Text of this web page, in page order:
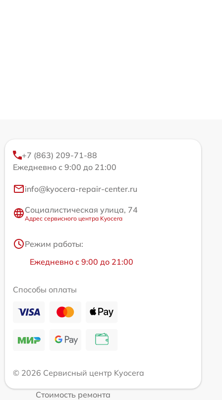
+7 (863) 209-71-88
Ежедневно с 9:00 до 21:00
info@kyocera-repair-center.ru
Социалистическая улица, 74
Адрес сервисного центра Kyocera
Режим работы:
Ежедневно с 9:00 до 21:00
Способы оплаты
© 2026 Сервисный центр Kyocera
Стоимость ремонта